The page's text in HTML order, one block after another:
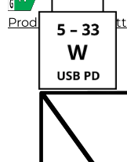
Produktdatenblatt